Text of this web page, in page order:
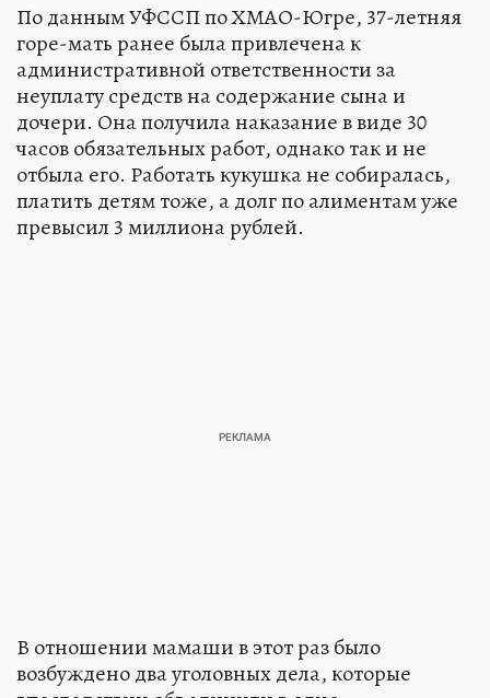
По данным УФССП по ХМАО-Югре, 37-летняя
горе-мать ранее была привлечена к
административной ответственности за
неуплату средств на содержание сына и
дочери. Она получила наказание в виде 30
часов обязательных работ, однако так и не
отбыла его. Работать кукушка не собиралась,
платить детям тоже, а долг по алиментам уже
превысил 3 миллиона рублей.
В отношении мамаши в этот раз было
возбуждено два уголовных дела, которые